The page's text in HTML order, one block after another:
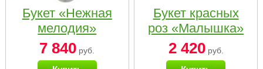
Букет «Нежная
мелодия»
7 840 руб.
Букет красных
роз «Малышка»
2 420руб.